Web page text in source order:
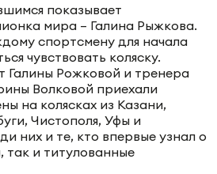
показывает
мира – Галина Рыжкова.
спортсмену для начала
чувствовать коляску.
Галины Рожковой и тренера
Волковой приехали
на колясках из Казани,
Чистополя, Уфы и
них и те, кто впервые узнал о
так и титулованные